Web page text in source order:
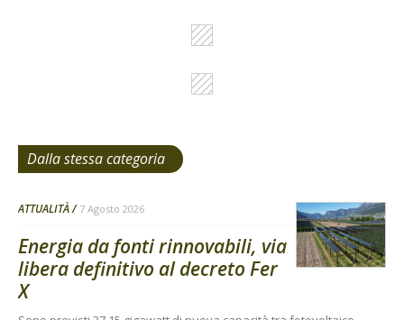
Dalla stessa categoria
ATTUALITÀ 7 Agosto 2026
Energia da fonti rinnovabili, via
libera definitivo al decreto Fer
X